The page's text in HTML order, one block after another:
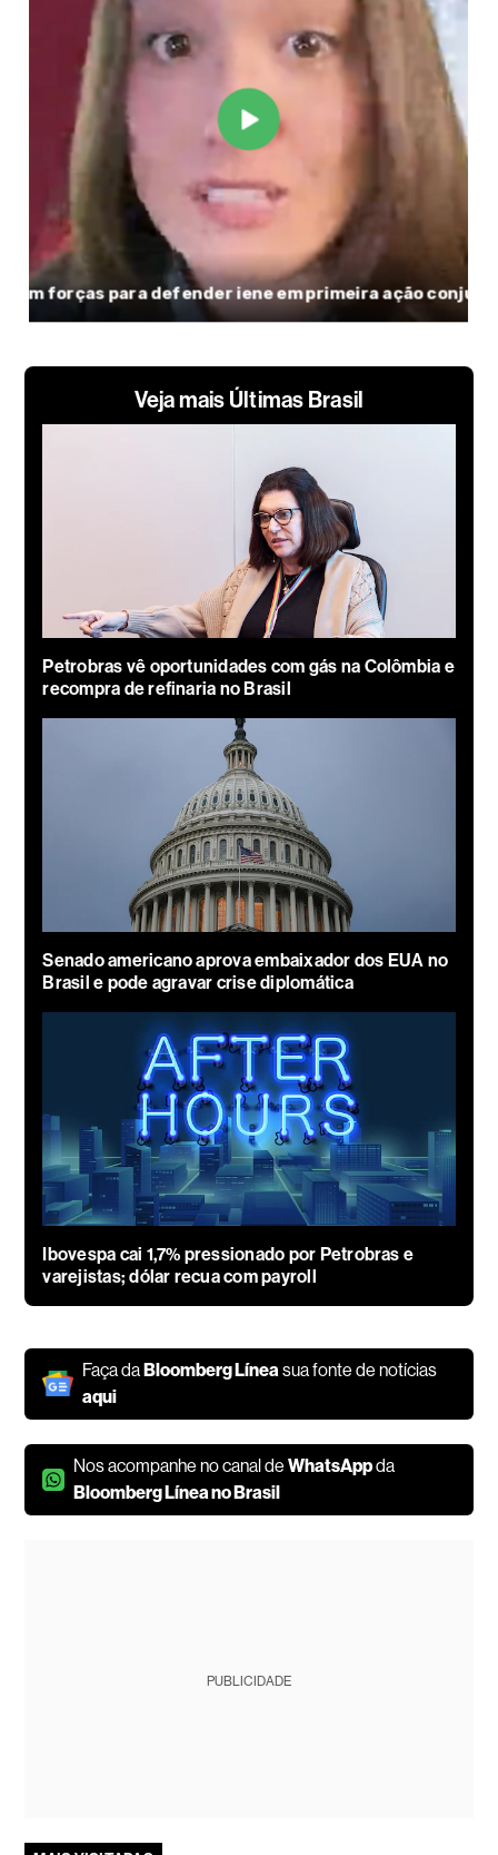
Veja mais Últimas Brasil
Petrobras vê oportunidades com gás na Colômbia e
recompra de refinaria no Brasil
Senado americano aprova embaixador dos EUA no
Brasil e pode agravar crise diplomática
Ibovespa cai 1,7% pressionado por Petrobras e
varejistas; dólar recua com payroll
Faça daBloomberg Línea sua fonte de notícias
aqui
Nos acompanhe no canal deWhatsAppda
Bloomberg Línea no Brasil
PUBLICIDADE